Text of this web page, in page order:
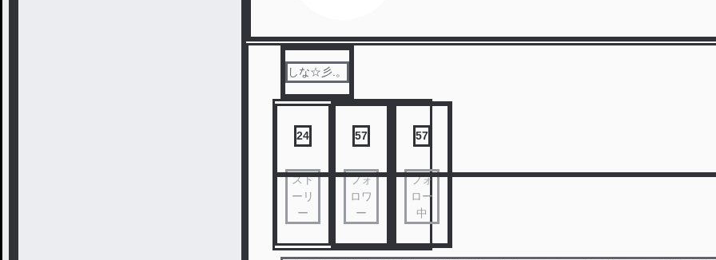
しな☆彡.。
24
スト
ーリ
ー
57
フォ
ロワ
ー
57
フォ
ロー
中